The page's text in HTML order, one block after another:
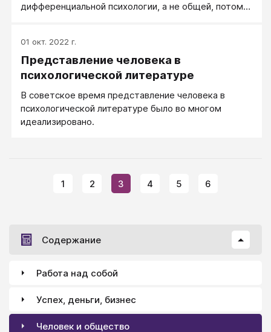
дифференциальной психологии, а не общей, потому
обязаны называть и животных, а нам бы этого не
хотелось (из курса лекций профессора В.В.
Петухова).
01 окт. 2022 г.
Представление человека в
психологической литературе
В советское время представление человека в
психологической литературе было во многом
идеализировано.
1 2 3 4 5 6
Содержание
Работа над собой
Успех, деньги, бизнес
Человек и общество